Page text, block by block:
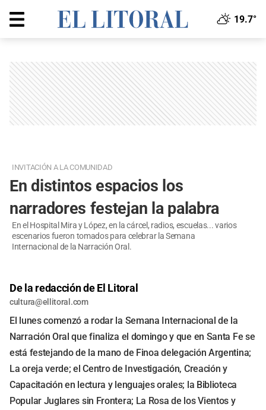
19.7°
INVITACIÓN A LA COMUNIDAD
En distintos espacios los
narradores festejan la palabra
En el Hospital Mira y López, en la cárcel, radios, escuelas... varios
escenarios fueron tomados para celebrar la Semana
Internacional de la Narración Oral.
De la redacción de El Litoral
cultura@ellitoral.com
El lunes comenzó a rodar la Semana Internacional de la
Narración Oral que finaliza el domingo y que en Santa Fe se
está festejando de la mano de Finoa delegación Argentina;
La oreja verde; el Centro de Investigación, Creación y
Capacitación en lectura y lenguajes orales; la Biblioteca
Popular Juglares sin Frontera; La Rosa de los Vientos y